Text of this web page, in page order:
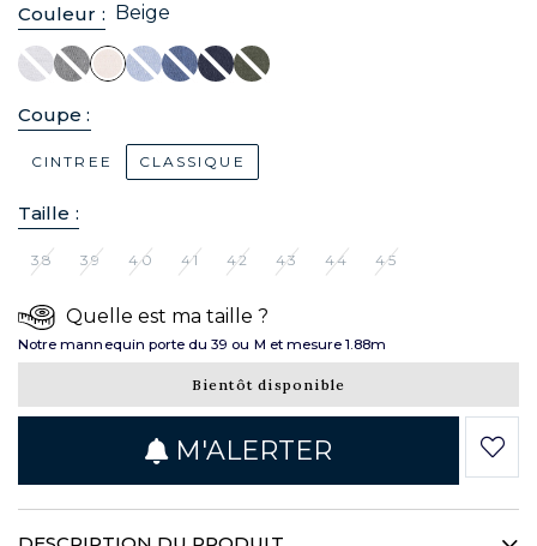
Couleur : Beige
Coupe :
CINTREE CLASSIQUE
Taille :
38 39 40 41 42 43 44 45
Quelle est ma taille ?
Notre mannequin porte du 39 ou M et mesure 1.88m
Bientôt disponible
M'ALERTER